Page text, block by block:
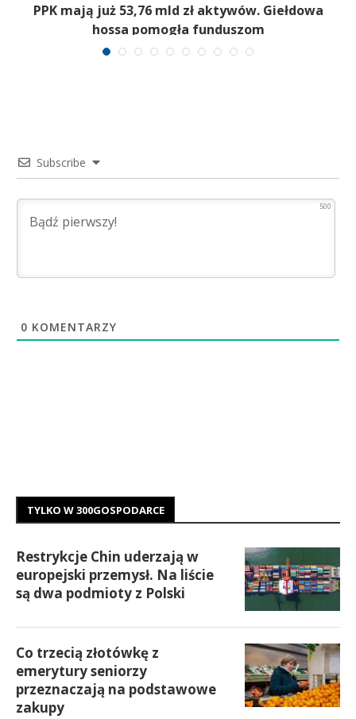
PPK mają już 53,76 mld zł aktywów. Giełdowa
hossa pomogła funduszom
Subscribe
500
0 KOMENTARZY
TYLKO W 300GOSPODARCE
Restrykcje Chin uderzają w
europejski przemysł. Na liście
są dwa podmioty z Polski
Co trzecią złotówkę z
emerytury seniorzy
przeznaczają na podstawowe
zakupy